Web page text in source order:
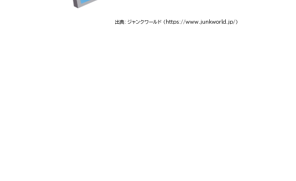
出典: ジャンクワールド （https://www.junkworld.jp/）